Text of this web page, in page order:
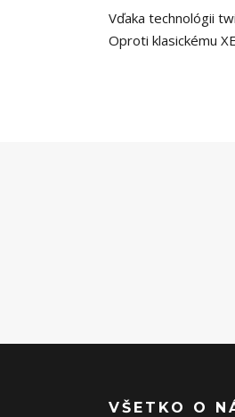
Vďaka technológii
Oproti klasickému
VŠETKO O